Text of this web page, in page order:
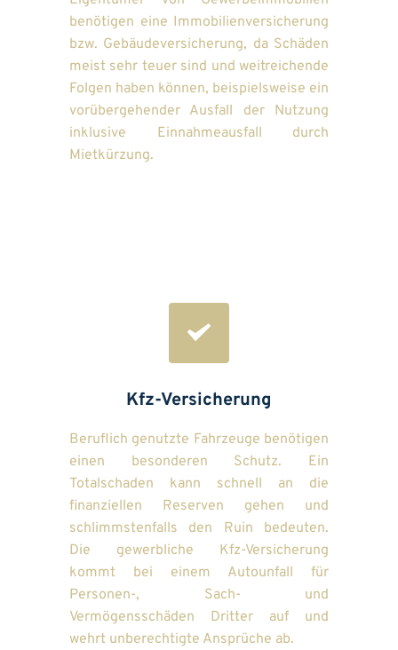
benötigen eine Immobilienversicherung
bzw. Gebäudeversicherung, da Schäden
meist sehr teuer sind und weitreichende
Folgen haben können, beispielsweise ein
vorübergehender Ausfall der Nutzung
inklusive Einnahmeausfall durch
Mietkürzung.
Kfz-Versicherung
Beruflich genutzte Fahrzeuge benötigen
einen besonderen Schutz. Ein
Totalschaden kann schnell an die
finanziellen Reserven gehen und
schlimmstenfalls den Ruin bedeuten.
Die gewerbliche Kfz-Versicherung
kommt bei einem Autounfall für
Personen-, Sach- und
Vermögensschäden Dritter auf und
wehrt unberechtigte Ansprüche ab.